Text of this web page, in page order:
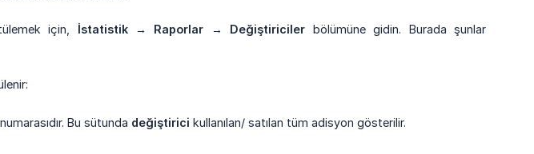
için, İstatistik → Raporlar → Değiştiriciler bölümüne gidin. Burada şunlar
Bu sütunda değiştirici kullanılan/ satılan tüm adisyon gösterilir.